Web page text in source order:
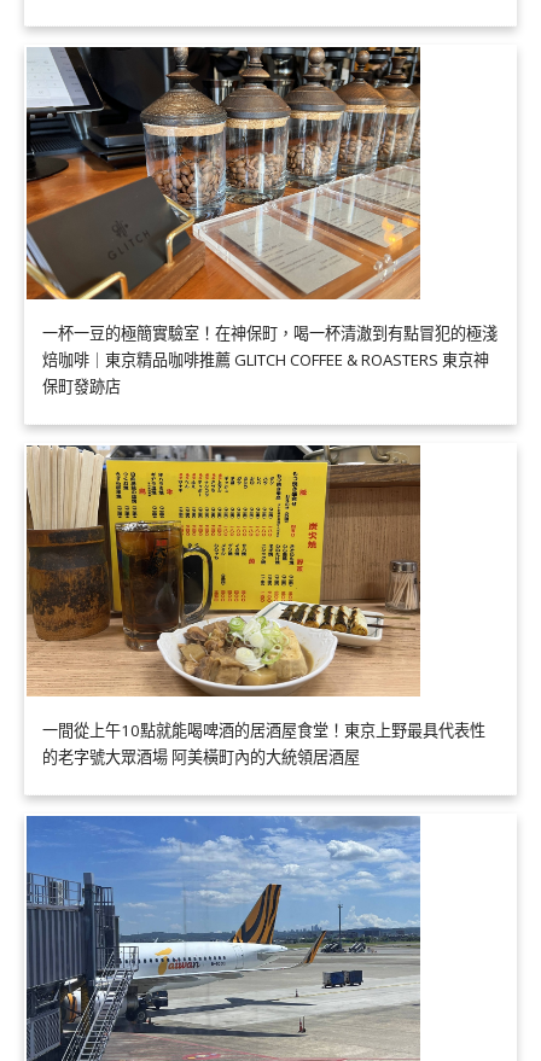
一杯一豆的極簡實驗室！在神保町，喝一杯清澈到有點冒犯的極淺
焙咖啡｜東京精品咖啡推薦 GLITCH COFFEE & ROASTERS 東京神
保町發跡店
一間從上午10點就能喝啤酒的居酒屋食堂！東京上野最具代表性
的老字號大眾酒場 阿美橫町內的大統領居酒屋